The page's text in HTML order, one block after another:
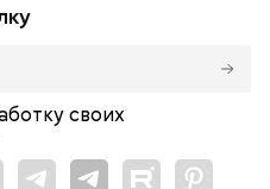
своих